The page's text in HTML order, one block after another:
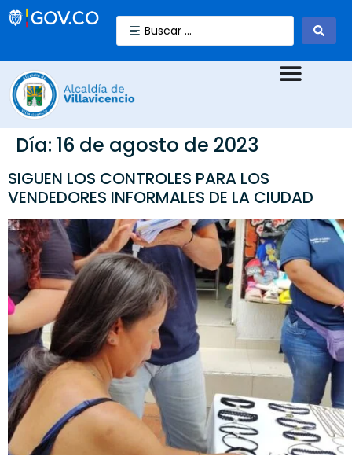
Día: 16 de agosto de 2023
SIGUEN LOS CONTROLES PARA LOS
VENDEDORES INFORMALES DE LA CIUDAD